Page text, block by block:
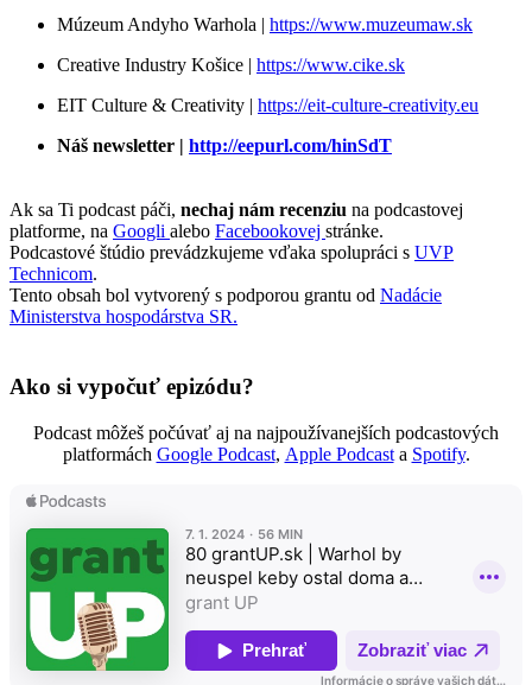
Múzeum Andyho Warhola | https://www.muzeumaw.sk
Creative Industry Košice | https://www.cike.sk
EIT Culture & Creativity | https://eit-culture-creativity.eu
Náš newsletter | http://eepurl.com/hinSdT
Ak sa Ti podcast páči, nechaj nám recenziu na podcastovej
platforme, na Googli alebo Facebookovej stránke.
Podcastové štúdio prevádzkujeme vďaka spolupráci s UVP
Technicom.
Tento obsah bol vytvorený s podporou grantu od Nadácie
Ministerstva hospodárstva SR.
Ako si vypočuť epizódu?
Podcast môžeš počúvať aj na najpoužívanejších podcastových
platformách Google Podcast, Apple Podcasta Spotify.